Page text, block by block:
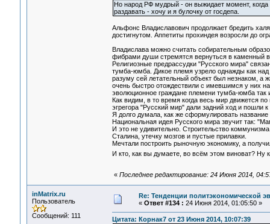
Но народ РФ мудрый - он выжидает момент,
раздавать - хочу и я булочку от госдепа.
Альфонс Владиславович продолжает бредить
достигнутом. Аппетиты прохиндея возросли до
Владислава можно считать собирательным
фибрами души стремятся вернуться в каменный
Религиозные предрассудки "Русского мира"
тумба-юмба. Дикое племя узрело однажды как
разуму сей летательный объект был незнаком, а
очень быстро отождествили с имевшимся у них
эволюционное граждане племени тумба-юмба так
Как видим, в то время когда весь мир движется по
эгрегора "Русский мир" дали задний ход и пошли
Я долго думала, как же сформулировать название
Национальная идея Русского мира звучит так:
И это не удивительно. Строительство
Сталина, утечку мозгов и пустые прилавки.
Мечтали построить рыночную экономику, а
И кто, как вы думаете, во всём этом виноват? Ну
« Последнее редактирование: 24 Июня 2014,
inMatrix.ru
Пользователь
Сообщений: 111
Re: Тенденции политэкономической
« Ответ #134 : 24 Июня 2014, 01:05:50 »
Цитата: Корнак7 от 23 Июня 2014, 10:07:39